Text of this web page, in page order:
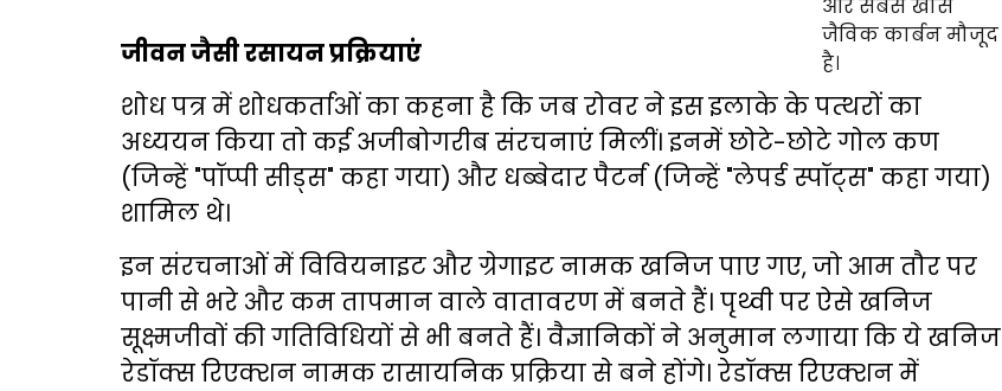
जीवन जैसी रसायन प्रक्रियाएं
शोध पत्र में शोधकर्ताओं का कहना है कि जब रोवर ने इस इलाके के पत्थरों का
अध्ययन किया तो कई अजीबोगरीब संरचनाएं मिलीं। इनमें छोटे-छोटे गोल कण
(जिन्हें "पॉप्पी सीड्स" कहा गया) और धब्बेदार पैटर्न (जिन्हें "लेपर्ड स्पॉट्स" कहा गया)
शामिल थे।
इन संरचनाओं में विवियनाइट और ग्रेगाइट नामक खनिज पाए गए, जो आम तौर पर
पानी से भरे और कम तापमान वाले वातावरण में बनते हैं। पृथ्वी पर ऐसे खनिज
सूक्ष्मजीवों की गतिविधियों से भी बनते हैं। वैज्ञानिकों ने अनुमान लगाया कि ये खनिज
रेडॉक्स रिएक्शन नामक रासायनिक प्रक्रिया से बने होंगे। रेडॉक्स रिएक्शन में